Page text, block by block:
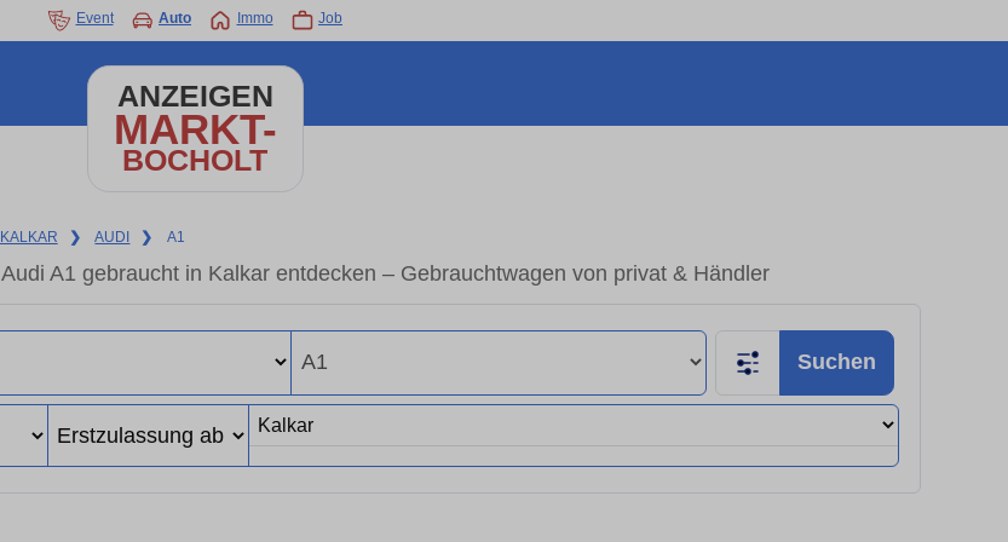
Event Auto Immo Job
ANZEIGEN
MARKT-
BOCHOLT
KALKAR ❯ AUDI ❯ A1
Audi A1 gebraucht in Kalkar entdecken – Gebrauchtwagen von privat & Händler
Suchen